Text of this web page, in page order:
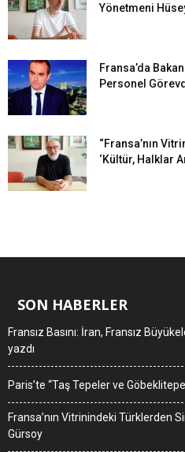
Yönetmeni
Fransa’da
Personel
“Fransa’nın
‘Kültür, Halklar
SON HABERLER
Fransız Basını: İran, Fransız
yazdı
Paris’te “Taş Tepeler ve
Fransa’nın Vitrinindeki Türklerden
Gürsoy